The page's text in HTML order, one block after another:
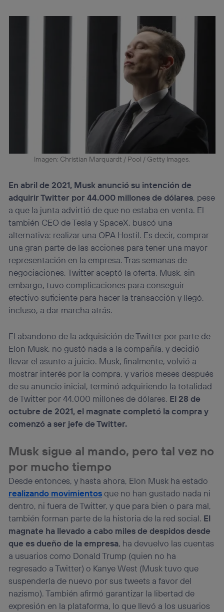
Imagen: Christian Marquardt / Pool / Getty Images.
En abril de 2021, Musk anunció su intención de
adquirir Twitter por 44.000 millones de dólares, pese
a que la junta advirtió de que no estaba en venta. El
también CEO de Tesla y SpaceX, buscó una
alternativa: realizar una OPA Hostil. Es decir, comprar
una gran parte de las acciones para tener una mayor
representación en la empresa. Tras semanas de
negociaciones, Twitter aceptó la oferta. Musk, sin
embargo, tuvo complicaciones para conseguir
efectivo suficiente para hacer la transacción y llegó,
incluso, a dar marcha atrás.
El abandono de la adquisición de Twitter por parte de
Elon Musk, no gustó nada a la compañía, y decidió
llevar el asunto a juicio. Musk, finalmente, volvió a
mostrar interés por la compra, y varios meses después
de su anuncio inicial, terminó adquiriendo la totalidad
de Twitter por 44.000 millones de dólares. El 28 de
octubre de 2021, el magnate completó la compra y
comenzó a ser jefe de Twitter.
Musk sigue al mando, pero tal vez no
por mucho tiempo
Desde entonces, y hasta ahora, Elon Musk ha estado
realizando movimientosque no han gustado nada ni
dentro, ni fuera de Twitter, y que para bien o para mal,
también forman parte de la historia de la red social. El
magnate ha llevado a cabo miles de despidos desde
que es dueño de la empresa, ha devuelvo las cuentas
a usuarios como Donald Trump (quien no ha
regresado a Twitter) o Kanye West (Musk tuvo que
suspenderla de nuevo por sus tweets a favor del
nazismo). También afirmó garantizar la libertad de
expresión en la plataforma, lo que llevó a los usuarios